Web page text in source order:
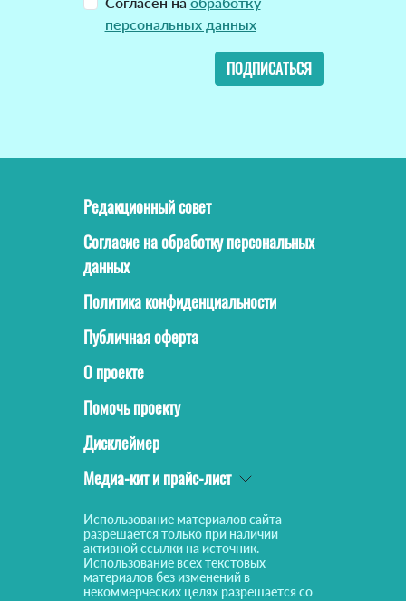
персональных данных
ПОДПИСАТЬСЯ
Редакционный совет
Согласие на обработку персональных
данных
Политика конфиденциальности
Публичная оферта
О проекте
Помочь проекту
Дисклеймер
Медиа-кит и прайс-лист
Использование материалов сайта
разрешается только при наличии
активной ссылки на источник.
Использование всех текстовых
материалов без изменений в
некоммерческих целях разрешается со